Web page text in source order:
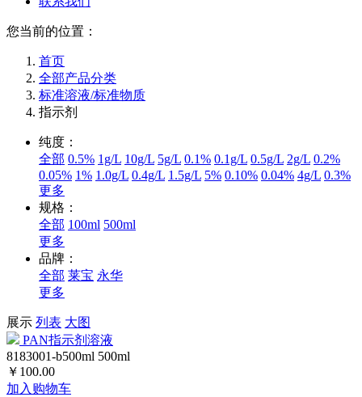
您当前的位置：
首页
全部产品分类
标准溶液/标准物质
指示剂
纯度：
全部 0.5% 1g/L 10g/L 5g/L 0.1% 0.1g/L 0.5g/L 2g/L 0.2%
0.05% 1% 1.0g/L 0.4g/L 1.5g/L 5% 0.10% 0.04% 4g/L 0.3%
更多
规格：
全部 100ml 500ml
更多
品牌：
全部 莱宝 永华
更多
展示 列表 大图
PAN指示剂溶液
8183001-b500ml 500ml
￥100.00
加入购物车